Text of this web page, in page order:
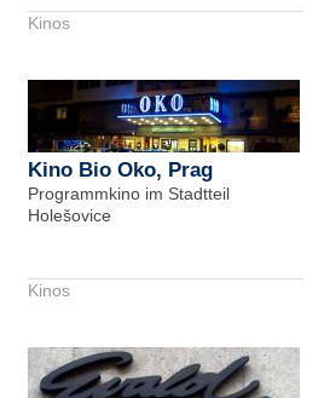
Kinos
Kino Bio Oko, Prag
Programmkino im Stadtteil
Holešovice
Kinos